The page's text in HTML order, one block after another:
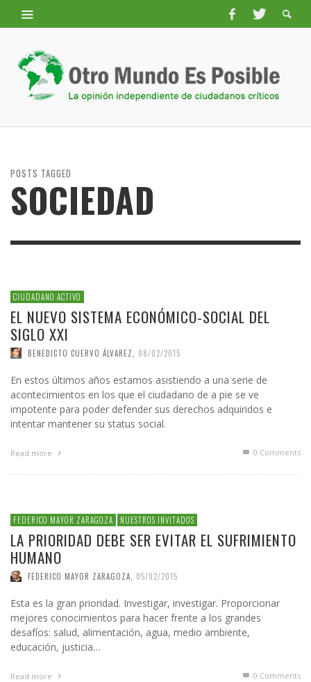
POSTS TAGGED
SOCIEDAD
CIUDADANO ACTIVO
EL NUEVO SISTEMA ECONÓMICO-SOCIAL DEL
SIGLO XXI
BENEDICTO CUERVO ÁLVAREZ 08/02/2015
En estos últimos años estamos asistiendo a una serie de
acontecimientos en los que el ciudadano de a pie se ve
impotente para poder defender sus derechos adquiridos e
intentar mantener su status social.
Read more 0 Comments
FEDERICO MAYOR ZARAGOZA NUESTROS INVITADOS
LA PRIORIDAD DEBE SER EVITAR EL SUFRIMIENTO
HUMANO
FEDERICO MAYOR ZARAGOZA 05/02/2015
Esta es la gran prioridad. Investigar, investigar. Proporcionar
mejores conocimientos para hacer frente a los grandes
desafíos: salud, alimentación, agua, medio ambiente,
educación, justicia…
Read more 0 Comments